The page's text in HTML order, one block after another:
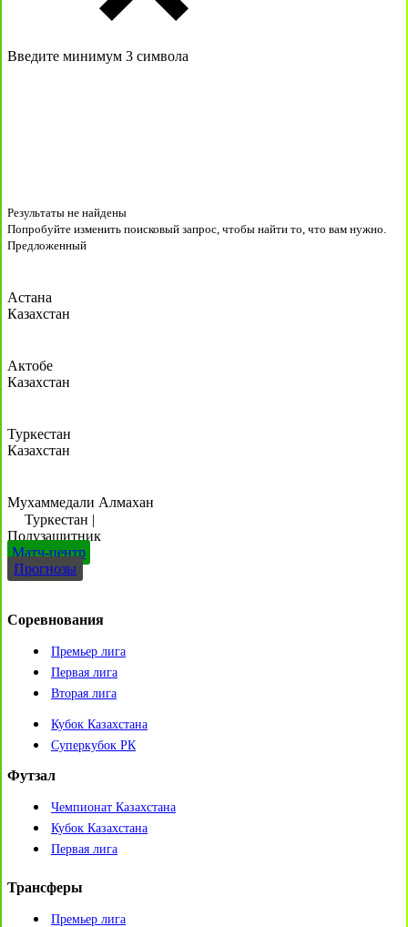
Введите минимум 3 символа
Результаты не найдены
Попробуйте изменить поисковый запрос, чтобы найти то, что вам нужно.
Предложенный
Астана
Казахстан
Актобе
Казахстан
Туркестан
Казахстан
Мухаммедали Алмахан
Туркестан |
Полузащитник
Матч-центр
Прогнозы
Соревнования
Премьер лига
Первая лига
Вторая лига
Кубок Казахстана
Суперкубок РК
Футзал
Чемпионат Казахстана
Кубок Казахстана
Первая лига
Трансферы
Премьер лига